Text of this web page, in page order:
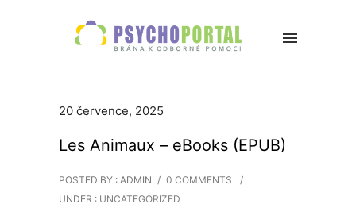
20 července, 2025
Les Animaux – eBooks (EPUB)
POSTED BY : ADMIN / 0 COMMENTS
/
UNDER : UNCATEGORIZED